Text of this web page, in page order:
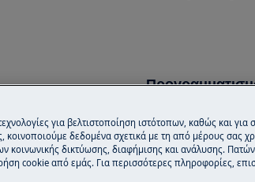
C3 ή εκπέμπει
κάτω ή
Βρίσκεστε στο
προσφέρουμε
τεχνικούς της
για βελτιστοποίηση ιστότοπων, καθώς και για
κοινοποιούμε δεδομένα σχετικά με τη από μέρους σας
κοινωνικής δικτύωσης, διαφήμισης και ανάλυσης.
cookie από εμάς. Για περισσότερες πληροφορίες,